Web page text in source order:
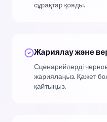
сұрақтар қояды.
Жариялау және
Сценарийлерді
жариялаңыз. Қажет
қайтыңыз.